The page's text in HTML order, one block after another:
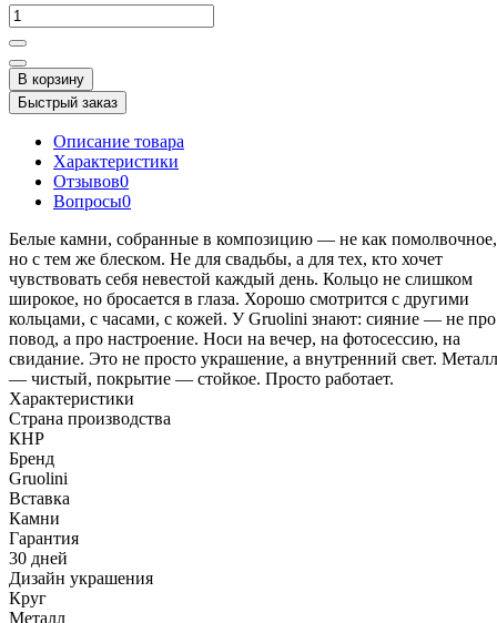
В корзину
Быстрый заказ
Описание товара
Характеристики
Отзывов0
Вопросы0
Белые камни, собранные в композицию — не как помолвочное,
но с тем же блеском. Не для свадьбы, а для тех, кто хочет
чувствовать себя невестой каждый день. Кольцо не слишком
широкое, но бросается в глаза. Хорошо смотрится с другими
кольцами, с часами, с кожей. У Gruolini знают: сияние — не про
повод, а про настроение. Носи на вечер, на фотосессию, на
свидание. Это не просто украшение, а внутренний свет. Металл
— чистый, покрытие — стойкое. Просто работает.
Характеристики
Страна производства
КНР
Бренд
Gruolini
Вставка
Камни
Гарантия
30 дней
Дизайн украшения
Круг
Металл